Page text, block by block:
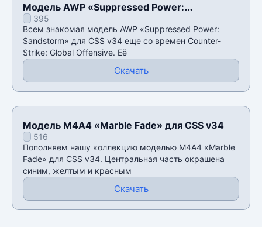
Модель AWP «Suppressed Power:
Sandstorm» для CSS v34
395
Всем знакомая модель AWP «Suppressed Power:
Sandstorm» для CSS v34 еще со времен Counter-
Strike: Global Offensive. Её
Скачать
Модель М4А4 «Marble Fade» для CSS v34
516
Пополняем нашу коллекцию моделью М4А4 «Marble
Fade» для CSS v34. Центральная часть окрашена
синим, желтым и красным
Скачать